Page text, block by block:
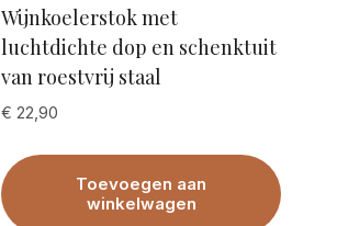
Wijnkoelerstok met
luchtdichte dop en schenktuit
van roestvrij staal
€ 22,90
Toevoegen aan
winkelwagen